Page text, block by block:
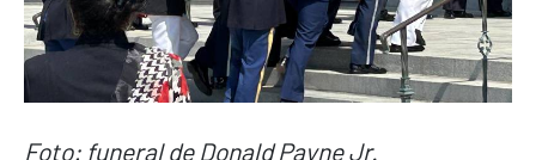
Foto: funeral de Donald Payne Jr.